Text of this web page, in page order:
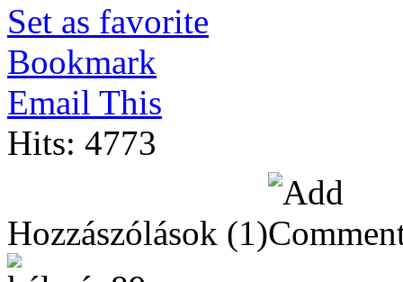
Set as favorite
Bookmark
Email This
Hits: 4773
Hozzászólások (1)